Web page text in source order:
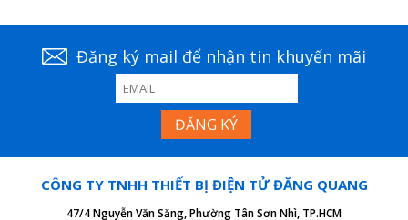
Đăng ký mail để nhận tin khuyến mãi
CÔNG TY TNHH THIẾT BỊ ĐIỆN TỬ ĐĂNG QUANG
47/4 Nguyễn Văn Săng, Phường Tân Sơn Nhì, TP.HCM